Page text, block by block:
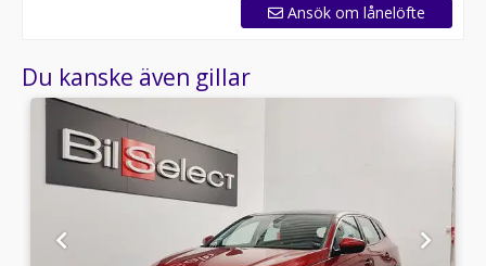
Ansök om lånelöfte
Du kanske även gillar